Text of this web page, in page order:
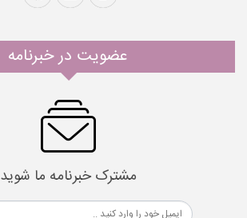
عضویت در خبرنامه
مشترک خبرنامه ما شوید